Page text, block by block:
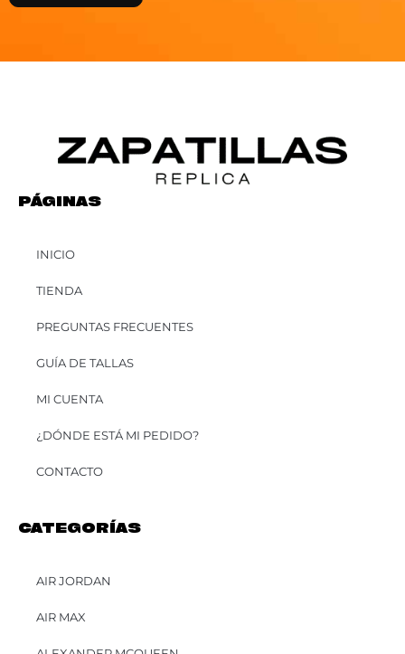
PÁGINAS
INICIO
TIENDA
PREGUNTAS FRECUENTES
GUÍA DE TALLAS
MI CUENTA
¿DÓNDE ESTÁ MI PEDIDO?
CONTACTO
CATEGORÍAS
AIR JORDAN
AIR MAX